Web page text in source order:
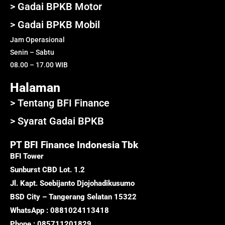
> Gadai BPKB Motor
> Gadai BPKB Mobil
Jam Operasional
Senin – Sabtu
08.00 – 17.00 WIB
Halaman
> Tentang BFI Finance
> Syarat Gadai BPKB
PT BFI Finance Indonesia Tbk
BFI Tower
Sunburst CBD Lot. 1.2
Jl. Kapt. Soebijanto Djojohadikusumo
BSD City – Tangerang Selatan 15322
WhatsApp : 0881024113418